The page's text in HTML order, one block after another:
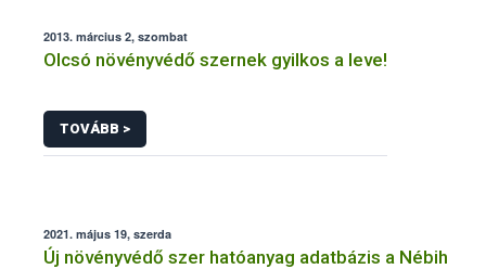
2013. március 2, szombat
Olcsó növényvédő szernek gyilkos a leve!
TOVÁBB >
2021. május 19, szerda
Új növényvédő szer hatóanyag adatbázis a Nébih